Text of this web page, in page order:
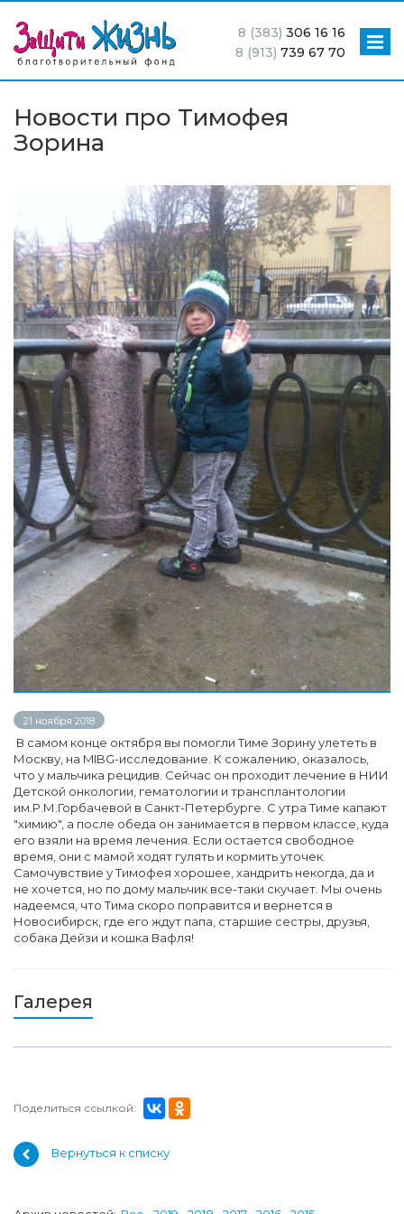
8 (383) 306 16 16
8 (913) 739 67 70
Новости про Тимофея
Зорина
21 ноября 2018
В самом конце октября вы помогли Тиме Зорину улететь в
Москву, на MIBG-исследование. К сожалению, оказалось,
что у мальчика рецидив. Сейчас он проходит лечение в НИИ
Детской онкологии, гематологии и трансплантологии
им.Р.М.Горбачевой в Санкт-Петербурге. С утра Тиме капают
"химию", а после обеда он занимается в первом классе, куда
его взяли на время лечения. Если остается свободное
время, они с мамой ходят гулять и кормить уточек.
Самочувствие у Тимофея хорошее, хандрить некогда, да и
не хочется, но по дому мальчик все-таки скучает. Мы очень
надеемся, что Тима скоро поправится и вернется в
Новосибирск, где его ждут папа, старшие сестры, друзья,
собака Дейзи и кошка Вафля!
Галерея
Поделиться ссылкой:
Вернуться к списку